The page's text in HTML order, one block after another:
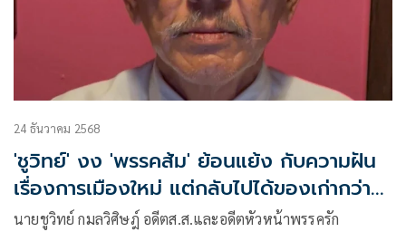
24 ธันวาคม 2568
'ชูวิทย์' งง 'พรรคส้ม' ย้อนแย้ง กับความฝัน
เรื่องการเมืองใหม่ แต่กลับไปได้ของเก่ากว่า
เดิม
นายชูวิทย์ กมลวิศิษฎ์ อดีตส.ส.และอดีตหัวหน้าพรรครัก